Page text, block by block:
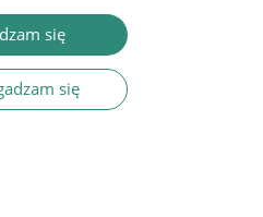
się
się
dzieci i młodzieży z